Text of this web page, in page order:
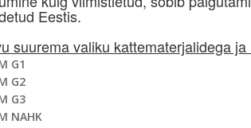
Eestis.
suurema valiku kattematerjalidega
G1
G2
G3
NAHK